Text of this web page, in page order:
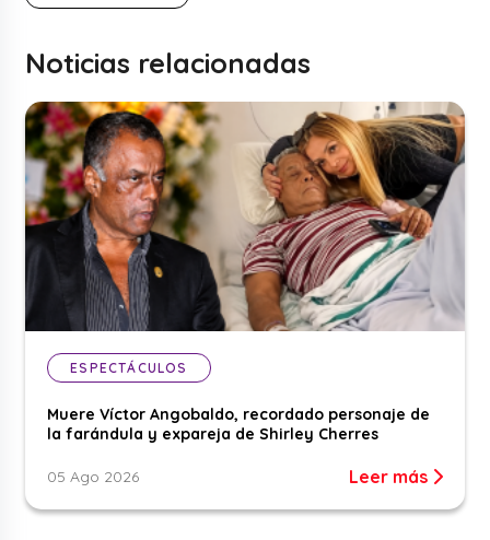
Noticias relacionadas
ESPECTÁCULOS
Muere Víctor Angobaldo, recordado personaje de
la farándula y expareja de Shirley Cherres
05 Ago 2026 Leer más